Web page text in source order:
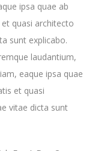
ipsa quae ab
quasi architecto
sunt explicabo.
laudantium,
eaque ipsa quae
et quasi
vitae dicta sunt